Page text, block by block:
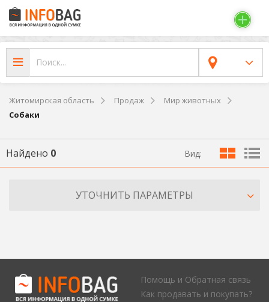
Житомирская область Продаж
Мир животных
Собаки
Найдено 0 Вид:
УТОЧНИТЬ ПАРАМЕТРЫ
Помощь и Обратная связь
Как продавать и покупать?